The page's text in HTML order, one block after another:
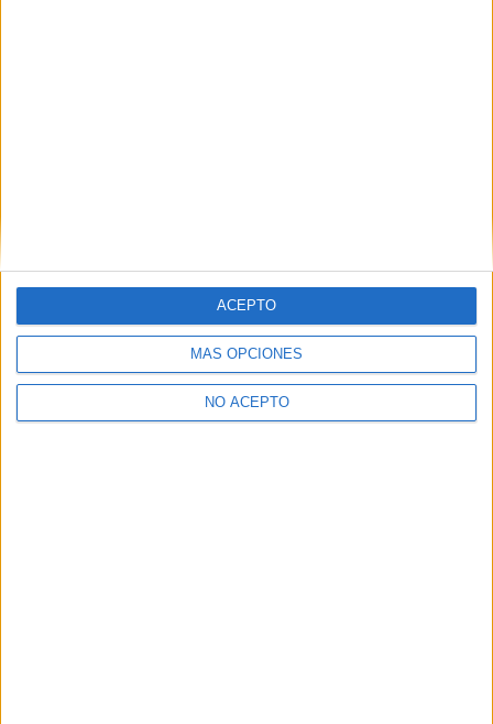
MÁS OPCIONES
NO ACEPTO
ACEPTO
Y como regalo de agradecimiento, por registrarte te daremos
gratis una copia de nuestro ebook con 100 consejos para tu
primer año de universidad